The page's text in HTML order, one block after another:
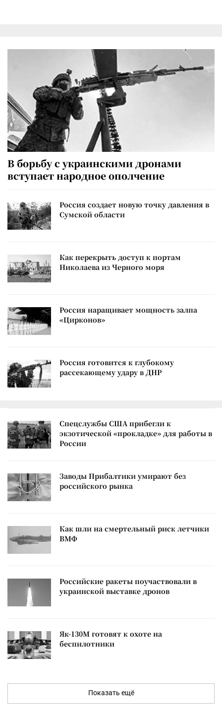
В борьбу с украинскими дронами
вступает народное ополчение
Россия создает новую точку давления в
Сумской области
Как перекрыть доступ к портам
Николаева из Черного моря
Россия наращивает мощность залпа
«Цирконов»
Россия готовится к глубокому
рассекающему удару в ДНР
Спецслужбы США прибегли к
экзотической «прокладке» для работы в
России
Заводы Прибалтики умирают без
российского рынка
Как шли на смертельный риск летчики
ВМФ
Российские ракеты поучаствовали в
украинской выставке дронов
Як-130М готовят к охоте на
беспилотники
Показать ещё